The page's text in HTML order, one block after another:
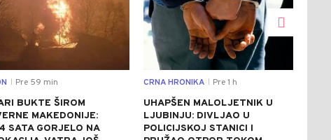
Pre 59 min
BUKTE ŠIROM
MAKEDONIJE:
SATA GORJELO NA
CRNA HRONIKA Pre 1 h
UHAPŠEN MALOLJETNIK U
LJUBINJU: DIVLJAO U
POLICIJSKOJ STANICI I